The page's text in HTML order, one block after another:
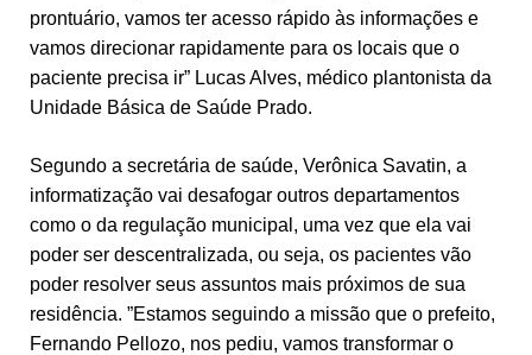
prontuário, vamos ter acesso rápido às informações e
vamos direcionar rapidamente para os locais que o
paciente precisa ir” Lucas Alves, médico plantonista da
Unidade Básica de Saúde Prado.
Segundo a secretária de saúde, Verônica Savatin, a
informatização vai desafogar outros departamentos
como o da regulação municipal, uma vez que ela vai
poder ser descentralizada, ou seja, os pacientes vão
poder resolver seus assuntos mais próximos de sua
residência. ”Estamos seguindo a missão que o prefeito,
Fernando Pellozo, nos pediu, vamos transformar o